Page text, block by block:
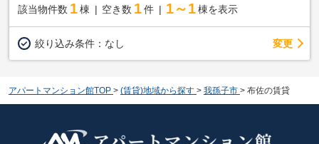
該当物件数 1棟 空き数 1 件 1～1 棟を表示
絞り込み条件： なし 変更
アパートマンション館TOP > (賃貸)地域から探す > 我孫子市 > 布佐の賃貸